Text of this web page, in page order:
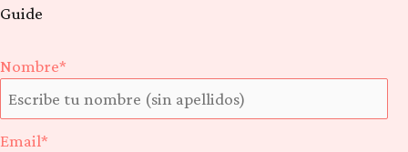
Guide
Nombre*
Email*